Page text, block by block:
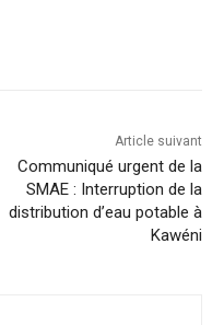
Article suivant
Communiqué urgent de la
SMAE : Interruption de la
distribution d’eau potable à
Kawéni